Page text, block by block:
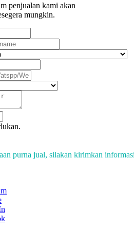
penjualan kami akan
mungkin.
purna jual, silakan kirimkan